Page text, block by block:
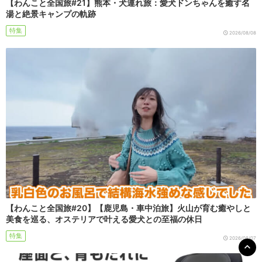
【わんこと全国旅#21】熊本・犬連れ旅：愛犬ドンちゃんを癒す名
湯と絶景キャンプの軌跡
特集 2026/08/08
【わんこと全国旅#20】【鹿児島・車中泊旅】火山が育む癒やしと
美食を巡る、オステリアで叶える愛犬との至福の休日
特集 2026/08/07